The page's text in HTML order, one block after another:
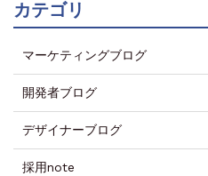
カテゴリ
マーケティングブログ
開発者ブログ
デザイナーブログ
採用note